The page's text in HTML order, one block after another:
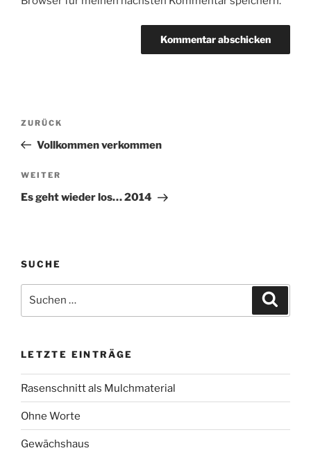
Beitragsnavigation
Vorheriger
Beitrag
ZURÜCK
Vollkommen verkommen
Nächster
Beitrag
WEITER
Es geht wieder los… 2014
SUCHE
nach:
LETZTE EINTRÄGE
Rasenschnitt als Mulchmaterial
Ohne Worte
Gewächshaus